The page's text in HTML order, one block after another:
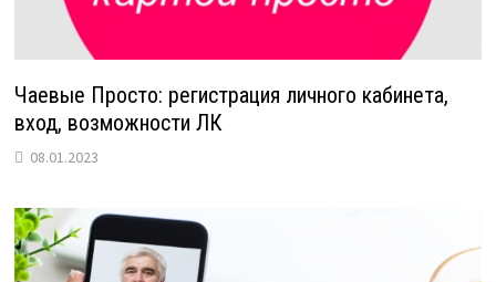
Чаевые Просто: регистрация личного кабинета,
вход, возможности ЛК
08.01.2023